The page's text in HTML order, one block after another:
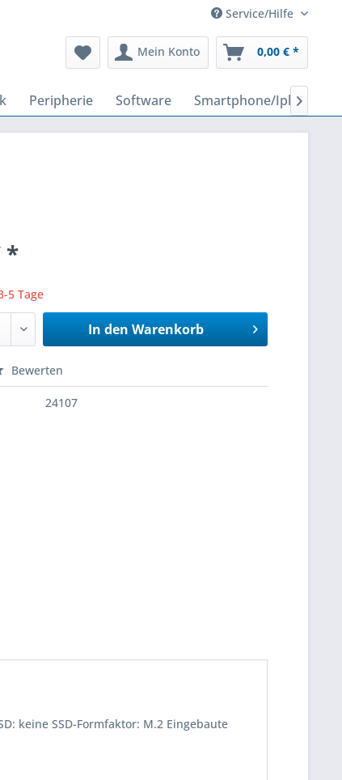
Service/Hilfe
Mein Konto 0,00 € *
Peripherie Software Smartphone/Iphone

*
5 Tage
In den Warenkorb
Bewerten
24107
keine SSD-Formfaktor: M.2 Eingebaute